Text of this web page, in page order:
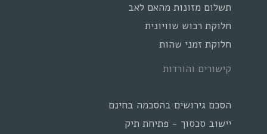
תשלום מזונות מהאם לאב
חלוקת רכוש שוויונית
חלוקת זמני שהות
קישורים והורדות
הסכם גירושים בהסכמה בחינם
יישוב סכסוך - פתיחת תיק